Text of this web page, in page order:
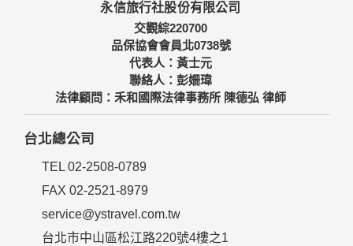
永信旅行社股份有限公司
交觀綜220700
品保協會會員北0738號
代表人：黃士元
聯絡人：彭姍瑋
法律顧問：禾和國際法律事務所 陳德弘 律師
台北總公司
TEL 02-2508-0789
FAX 02-2521-8979
service@ystravel.com.tw
台北市中山區松江路220號4樓之1